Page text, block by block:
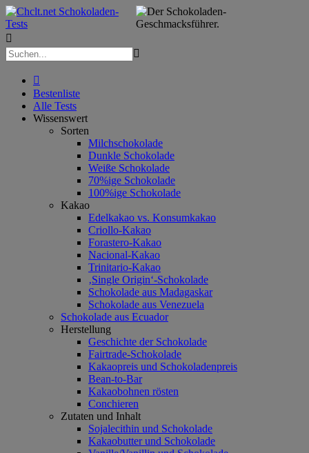



Bestenliste
Alle Tests
Wissenswert
Sorten
Milchschokolade
Dunkle Schokolade
Weiße Schokolade
70%ige Schokolade
100%ige Schokolade
Kakao
Edelkakao vs. Konsumkakao
Criollo-Kakao
Forastero-Kakao
Nacional-Kakao
Trinitario-Kakao
‚Single Origin‘-Schokolade
Schokolade aus Madagaskar
Schokolade aus Venezuela
Schokolade aus Ecuador
Herstellung
Geschichte der Schokolade
Fairtrade-Schokolade
Kakaopreis und Schokoladenpreis
Bean-to-Bar
Kakaobohnen rösten
Conchieren
Zutaten und Inhalt
Sojalecithin und Schokolade
Kakaobutter und Schokolade